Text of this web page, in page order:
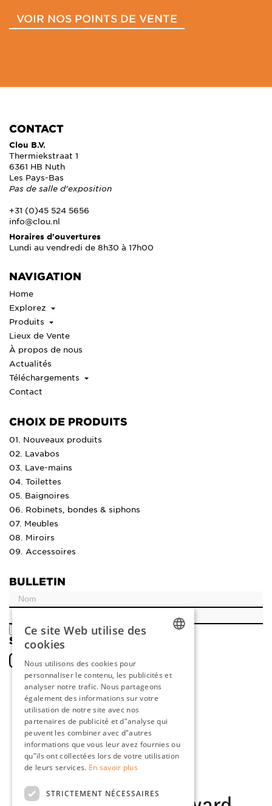
VOIR NOS POINTS DE VENTE
CONTACT
Clou B.V.
Thermiekstraat 1
6361 HB Nuth
Les Pays-Bas
Pas de salle d'exposition
+31 (0)45 524 5656
info@clou.nl
Horaires d'ouvertures
Lundi au vendredi de 8h30 à 17h00
NAVIGATION
Home
Explorez
Produits
Lieux de Vente
À propos de nous
Actualités
Téléchargements
Contact
CHOIX DE PRODUITS
01. Nouveaux produits
02. Lavabos
03. Lave-mains
04. Toilettes
05. Baignoires
06. Robinets, bondes & siphons
07. Meubles
08. Miroirs
09. Accessoires
BULLETIN
ENREGISTRER
SOCIAL
ENGLISH
FRENCH
GERMAN
Ce site Web utilise des
cookies
Nous utilisons des cookies pour
personnaliser le contenu, les publicités et
analyser notre trafic. Nous partageons
également des informations sur votre
utilisation de notre site avec nos
partenaires de publicité et d"analyse qui
peuvent les combiner avec d"autres
informations que vous leur avez fournies ou
qu"ils ont collectées lors de votre utilisation
de leurs services. En savoir plus
STRICTEMENT NÉCESSAIRES